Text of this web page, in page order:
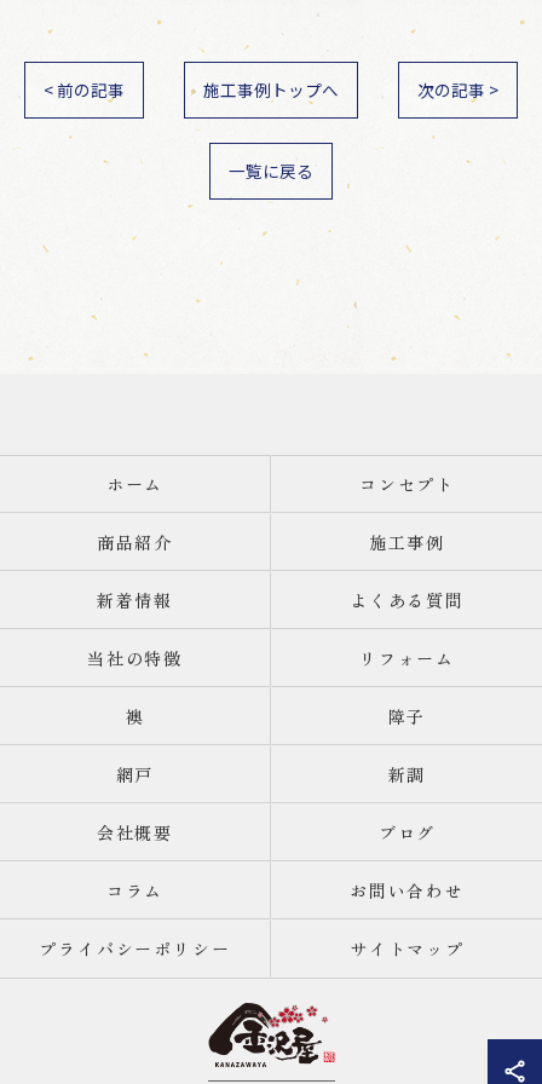
< 前の記事 施工事例トップへ 次の記事 >
一覧に戻る
ホーム コンセプト
商品紹介 施工事例
新着情報 よくある質問
当社の特徴 リフォーム
襖 障子
網戸 新調
会社概要 ブログ
コラム お問い合わせ
プライバシーポリシー サイトマップ